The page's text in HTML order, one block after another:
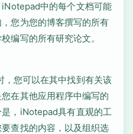
中的每个文档可能
您为您的博客撰写的所有
编写的所有研究论文。
您可以在其中找到有关该
在其他应用程序中编写的
，iNotepad具有直观的工
查找的内容，以及组织选